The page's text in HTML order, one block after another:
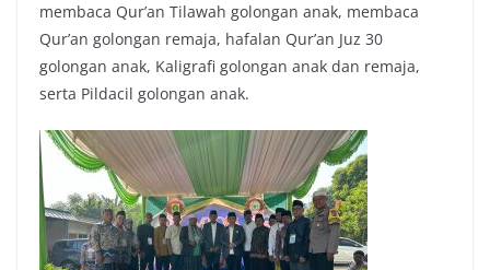
membaca Qur’an Tilawah golongan anak, membaca
Qur’an golongan remaja, hafalan Qur’an Juz 30
golongan anak, Kaligrafi golongan anak dan remaja,
serta Pildacil golongan anak.